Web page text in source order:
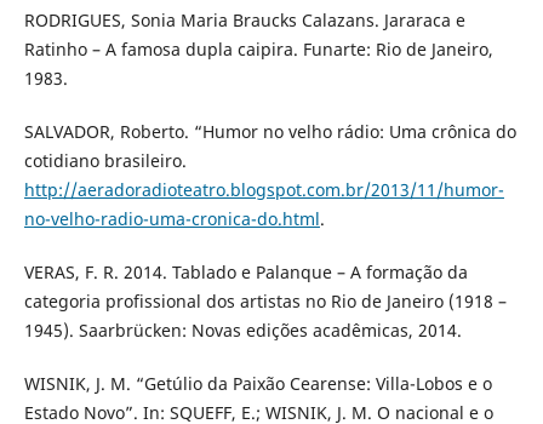
RODRIGUES, Sonia Maria Braucks Calazans. Jararaca e
Ratinho – A famosa dupla caipira. Funarte: Rio de Janeiro,
1983.
SALVADOR, Roberto. “Humor no velho rádio: Uma crônica do
cotidiano brasileiro.
http://aeradoradioteatro.blogspot.com.br/2013/11/humor-
no-velho-radio-uma-cronica-do.html.
VERAS, F. R. 2014. Tablado e Palanque – A formação da
categoria profissional dos artistas no Rio de Janeiro (1918 –
1945). Saarbrücken: Novas edições acadêmicas, 2014.
WISNIK, J. M. “Getúlio da Paixão Cearense: Villa-Lobos e o
Estado Novo”. In: SQUEFF, E.; WISNIK, J. M. O nacional e o